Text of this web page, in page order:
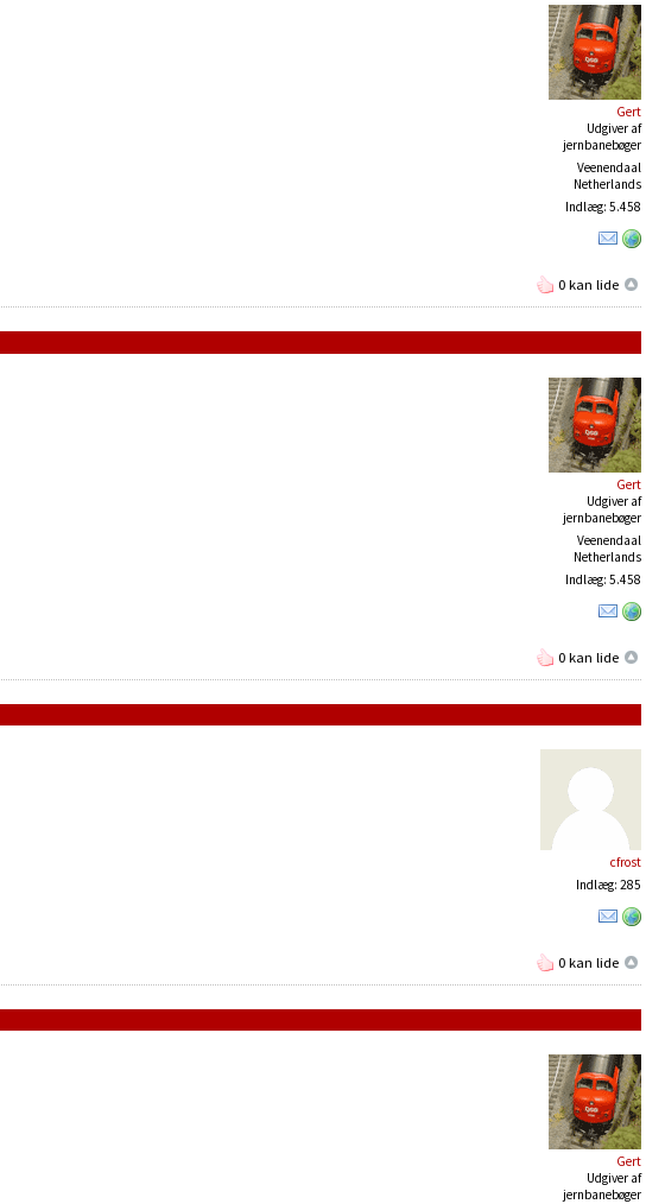
Gert
Udgiver af
jernbanebøger
Veenendaal
Netherlands
Indlæg: 5.458
0 kan lide
Gert
Udgiver af
jernbanebøger
Veenendaal
Netherlands
Indlæg: 5.458
0 kan lide
cfrost
Indlæg: 285
0 kan lide
Gert
Udgiver af
jernbanebøger